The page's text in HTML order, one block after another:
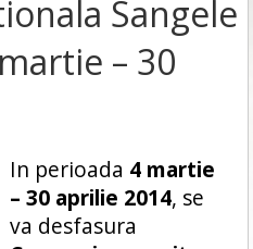
Sangele
– 30
In perioada 4 martie
– 30 aprilie 2014, se
va desfasura